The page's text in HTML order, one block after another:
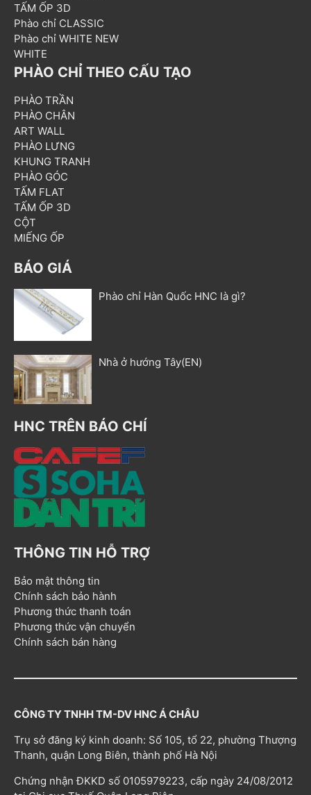
TẤM ỐP 3D
Phào chỉ CLASSIC
Phào chỉ WHITE NEW
WHITE
PHÀO CHỈ THEO CẤU TẠO
PHÀO TRẦN
PHÀO CHÂN
ART WALL
PHÀO LƯNG
KHUNG TRANH
PHÀO GÓC
TẤM FLAT
TẤM ỐP 3D
CỘT
MIẾNG ỐP
BÁO GIÁ
Phào chỉ Hàn Quốc HNC là gì?
Nhà ở hướng Tây(EN)
HNC TRÊN BÁO CHÍ
THÔNG TIN HỖ TRỢ
Bảo mật thông tin
Chính sách bảo hành
Phương thức thanh toán
Phương thức vận chuyển
Chính sách bán hàng
CÔNG TY TNHH TM-DV HNC Á CHÂU
Trụ sở đăng ký kinh doanh: Số 105, tổ 22, phường Thượng
Thanh, quận Long Biên, thành phố Hà Nội
Chứng nhận ĐKKD số 0105979223, cấp ngày 24/08/2012